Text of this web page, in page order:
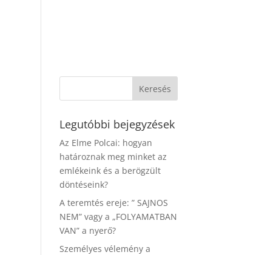
Legutóbbi bejegyzések
Az Elme Polcai: hogyan
határoznak meg minket az
emlékeink és a berögzült
döntéseink?
A teremtés ereje: ” SAJNOS
NEM” vagy a „FOLYAMATBAN
VAN” a nyerő?
Személyes vélemény a